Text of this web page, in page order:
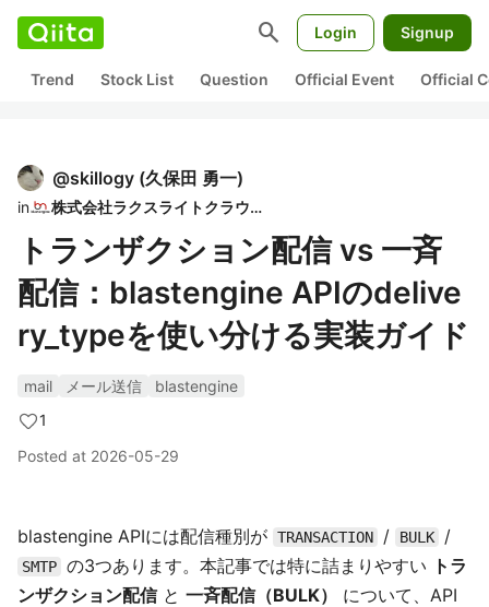
search Login Signup
Trend Stock List Question Official Event Official
@skillogy (久保田 勇一)
in 株式会社ラクスライトクラウド
トランザクション配信 vs 一斉
配信：blastengine APIのdelive
ry_typeを使い分ける実装ガイド
mail メール送信
blastengine
1
Posted at 2026-05-29
blastengine APIには配信種別が TRANSACTION / BULK /
SMTP の3つあります。本記事では特に詰まりやすい トラ
ンザクション配信と 一斉配信（BULK）
について、API